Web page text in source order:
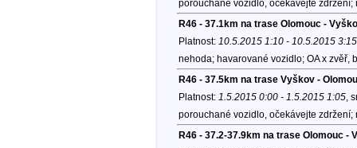
porouchané vozidlo, očekávejte
R46 - 37.1km na trase Olomouc -
Platnost: 10.5.2015 1:10 - 10.5.2015 3:15
nehoda; havarované vozidlo; OA x zvěř,
R46 - 37.5km na trase Vyškov -
Platnost: 1.5.2015 0:00 - 1.5.2015 1:05,
porouchané vozidlo, očekávejte
R46 - 37.2-37.9km na trase Olomouc -